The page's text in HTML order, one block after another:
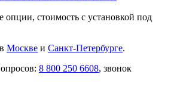
опции, стоимость с установкой под
Москве и Санкт-Петербурге.
8 800 250 6608, звонок